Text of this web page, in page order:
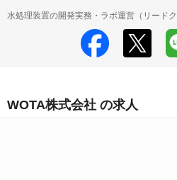
水処理装置の開発実務・ラボ運営（リード
WOTA株式会社 の求人